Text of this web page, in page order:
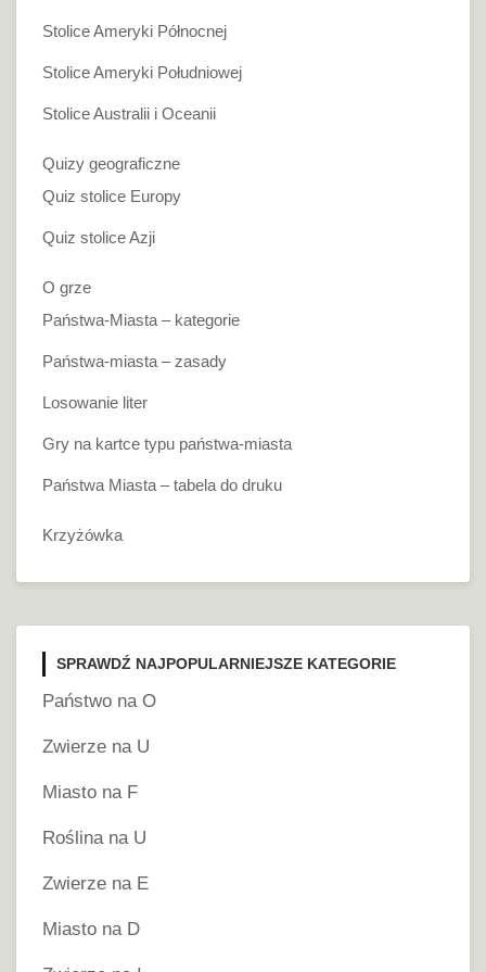
Stolice Ameryki Północnej
Stolice Ameryki Południowej
Stolice Australii i Oceanii
Quizy geograficzne
Quiz stolice Europy
Quiz stolice Azji
O grze
Państwa-Miasta – kategorie
Państwa-miasta – zasady
Losowanie liter
Gry na kartce typu państwa-miasta
Państwa Miasta – tabela do druku
Krzyżówka
SPRAWDŹ NAJPOPULARNIEJSZE KATEGORIE
Państwo na O
Zwierze na U
Miasto na F
Roślina na U
Zwierze na E
Miasto na D